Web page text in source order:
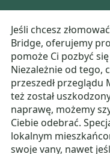
Jeśli chcesz
Bridge, oferujemy
pomoże Ci pozbyć
Niezależnie od tego,
przeszedł przeglądu
też został
naprawę, możemy
Ciebie odebrać.
lokalnym
swoje vany, nawet